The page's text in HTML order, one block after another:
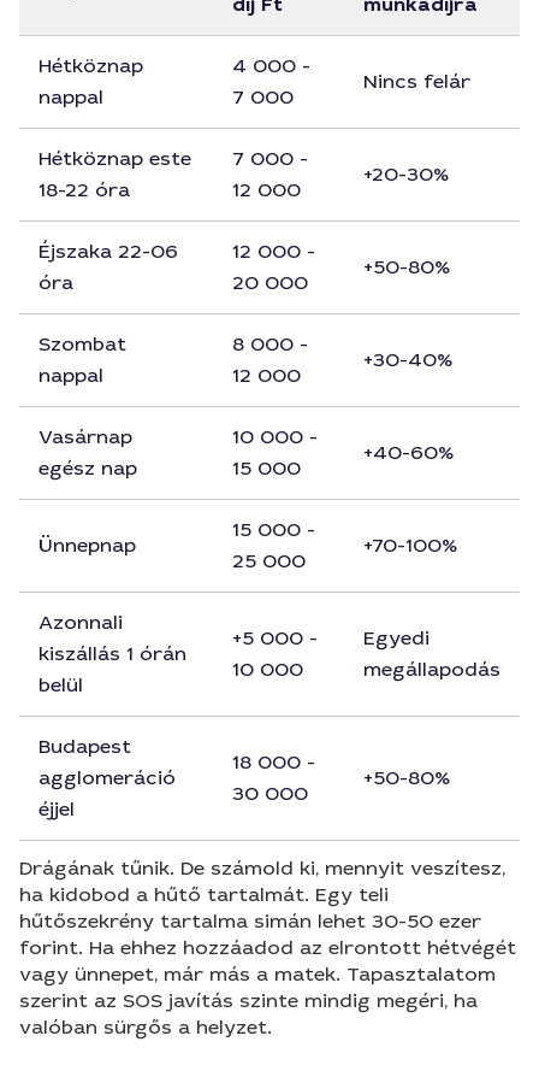
Hétköznap
nappal
4 000 -
7 000
Nincs felár
Hétköznap este
18-22 óra
7 000 -
12 000
+20-30%
Éjszaka 22-06
óra
12 000 -
20 000
+50-80%
Szombat
nappal
8 000 -
12 000
+30-40%
Vasárnap
egész nap
10 000 -
15 000
+40-60%
Ünnepnap
15 000 -
25 000
+70-100%
Azonnali
kiszállás 1 órán
belül
+5 000 -
10 000
Egyedi
megállapodás
Budapest
agglomeráció
éjjel
18 000 -
30 000
+50-80%
Drágának tűnik. De számold ki, mennyit veszítesz,
ha kidobod a hűtő tartalmát. Egy teli
hűtőszekrény tartalma simán lehet 30-50 ezer
forint. Ha ehhez hozzáadod az elrontott hétvégét
vagy ünnepet, már más a matek. Tapasztalatom
szerint az SOS javítás szinte mindig megéri, ha
valóban sürgős a helyzet.